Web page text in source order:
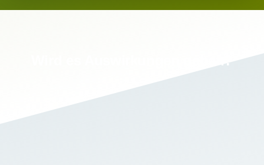
Wird es Auswirkungen geben?